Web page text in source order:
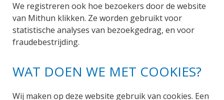
We registreren ook hoe bezoekers door de website
van Mithun klikken. Ze worden gebruikt voor
statistische analyses van bezoekgedrag, en voor
fraudebestrijding.
WAT DOEN WE MET COOKIES?
Wij maken op deze website gebruik van cookies. Een